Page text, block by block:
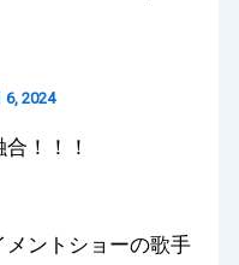
6, 2024
！！！
ントショーの歌手